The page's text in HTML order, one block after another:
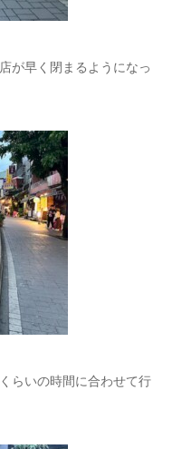
が早く閉まるようになっ
らいの時間に合わせて行